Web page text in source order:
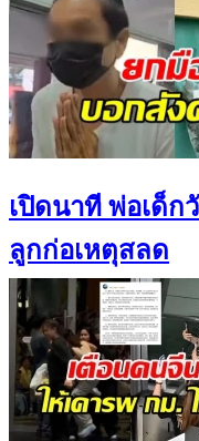
เปิดนาที พ่อเด็ก
ลูกก่อเหตุสลด